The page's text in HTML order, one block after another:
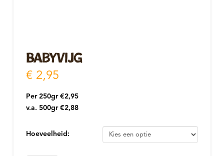
Babyvijg
€2,95
Per 250gr €2,95
v.a. 500gr €2,88
Hoeveelheid: